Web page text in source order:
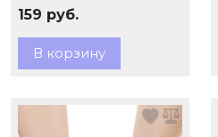
159 руб.
В корзину